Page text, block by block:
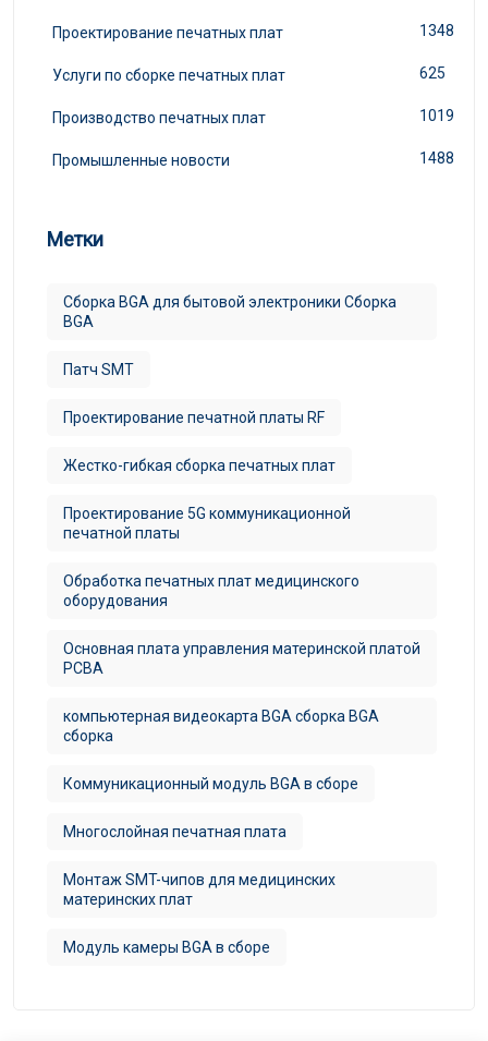
Проектирование печатных плат 1348
Услуги по сборке печатных плат 625
Производство печатных плат 1019
Промышленные новости 1488
Метки
Сборка BGA для бытовой электроники Сборка
BGA
Патч SMT
Проектирование печатной платы RF
Жестко-гибкая сборка печатных плат
Проектирование 5G коммуникационной
печатной платы
Обработка печатных плат медицинского
оборудования
Основная плата управления материнской платой
PCBA
компьютерная видеокарта BGA сборка BGA
сборка
Коммуникационный модуль BGA в сборе
Многослойная печатная плата
Монтаж SMT-чипов для медицинских
материнских плат
Модуль камеры BGA в сборе